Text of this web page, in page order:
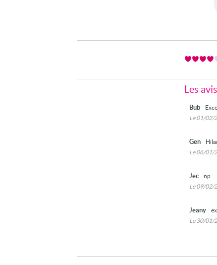
Les avis
Bub
Le 01/02/
Gen
Le 06/01/
Jec
np
Le 09/02/
Jeany
Le 30/01/